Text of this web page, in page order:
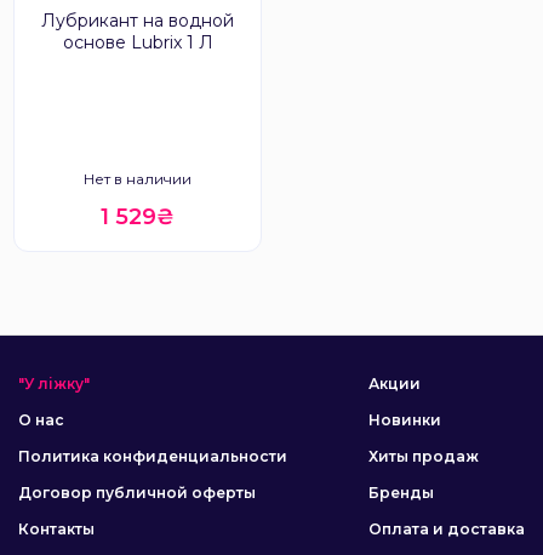
Лубрикант на водной
основе Lubrix 1 Л
Нет в наличии
1 529₴
"У ліжку"
О нас
Политика конфиденциальности
Договор публичной оферты
Контакты
Акции
Новинки
Хиты продаж
Бренды
Оплата и доставка